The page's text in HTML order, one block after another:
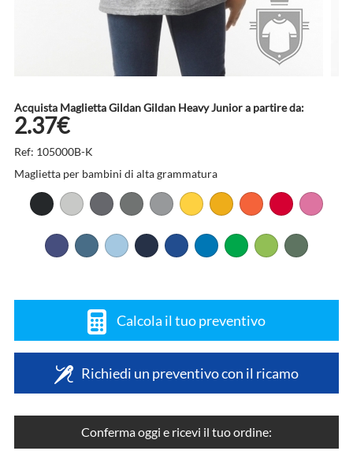
Acquista Maglietta Gildan Gildan Heavy Junior a partire da:
2.37€
Ref: 105000B-K
Maglietta per bambini di alta grammatura
Calcola il tuo preventivo
Richiedi un preventivo con il ricamo
Conferma oggi e ricevi il tuo ordine: